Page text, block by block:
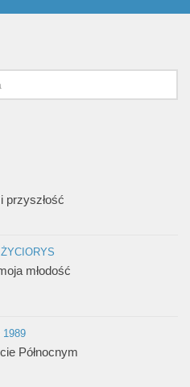
przyszłość
ŻYCIORYS
młodość
1989
Północnym